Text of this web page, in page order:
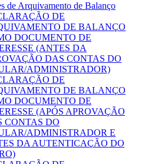
de Arquivamento de Balanço
DE
DE BALANÇO
DOCUMENTO DE
(ANTES DA
DAS CONTAS DO
ADMINISTRADOR)
DE
DE BALANÇO
DOCUMENTO DE
(APÓS APROVAÇÃO
CONTAS DO
ADMINISTRADOR E
DA AUTENTICAÇÃO DO